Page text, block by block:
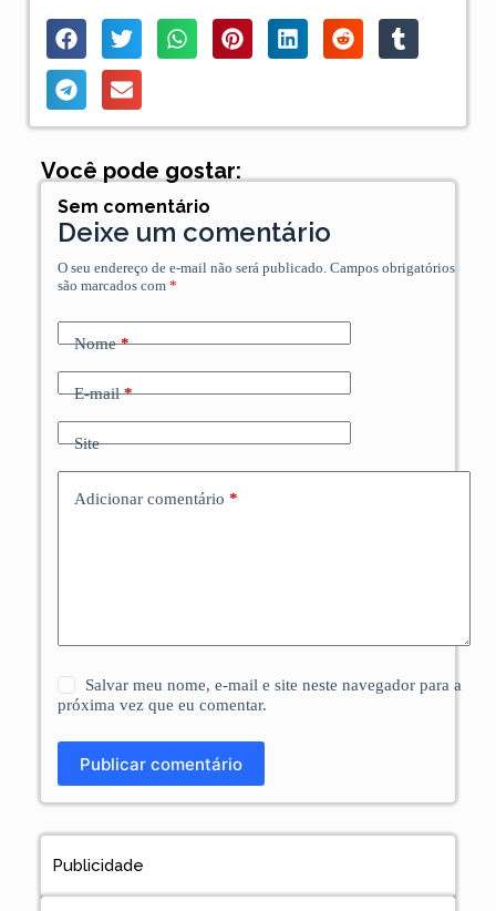
Você pode gostar:
Sem comentário
Deixe um comentário
O seu endereço de e-mail não será publicado. Campos obrigatórios
são marcados com *
Nome*
E-mail*
Site
Adicionar comentário *
Salvar meu nome, e-mail e site neste navegador para a
próxima vez que eu comentar.
Publicar comentário
Publicidade